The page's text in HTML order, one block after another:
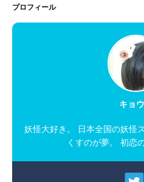
プロフィール
キョ
妖怪大好き。 日本全国の妖怪
くすのが夢。 初恋